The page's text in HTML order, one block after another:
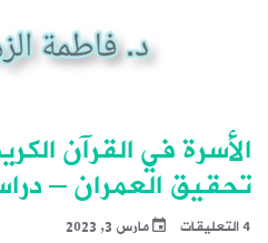
الأسرة في القرآن
تحقيق العمران –
4 التعليقات مارس 3, 2023